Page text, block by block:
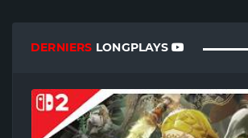
DERNIERS LONGPLAYS